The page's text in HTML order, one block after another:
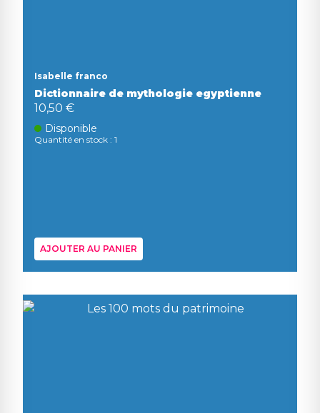
Isabelle franco
Dictionnaire de mythologie egyptienne
10,50 €
Disponible
Quantité en stock : 1
AJOUTER AU PANIER